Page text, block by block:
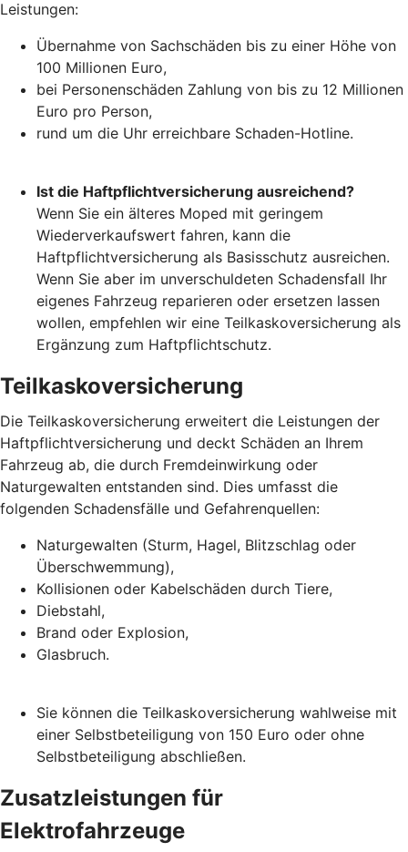
Leistungen:
Übernahme von Sachschäden bis zu einer Höhe von
100 Millionen Euro,
bei Personenschäden Zahlung von bis zu 12 Millionen
Euro pro Person,
rund um die Uhr erreichbare Schaden-Hotline.
Ist die Haftpflichtversicherung ausreichend?
Wenn Sie ein älteres Moped mit geringem
Wiederverkaufswert fahren, kann die
Haftpflichtversicherung als Basisschutz ausreichen.
Wenn Sie aber im unverschuldeten Schadensfall Ihr
eigenes Fahrzeug reparieren oder ersetzen lassen
wollen, empfehlen wir eine Teilkaskoversicherung als
Ergänzung zum Haftpflichtschutz.
Teilkaskoversicherung
Die Teilkaskoversicherung erweitert die Leistungen der
Haftpflichtversicherung und deckt Schäden an Ihrem
Fahrzeug ab, die durch Fremdeinwirkung oder
Naturgewalten entstanden sind. Dies umfasst die
folgenden Schadensfälle und Gefahrenquellen:
Naturgewalten (Sturm, Hagel, Blitzschlag oder
Überschwemmung),
Kollisionen oder Kabelschäden durch Tiere,
Diebstahl,
Brand oder Explosion,
Glasbruch.
Sie können die Teilkaskoversicherung wahlweise mit
einer Selbstbeteiligung von 150 Euro oder ohne
Selbstbeteiligung abschließen.
Zusatzleistungen für
Elektrofahrzeuge